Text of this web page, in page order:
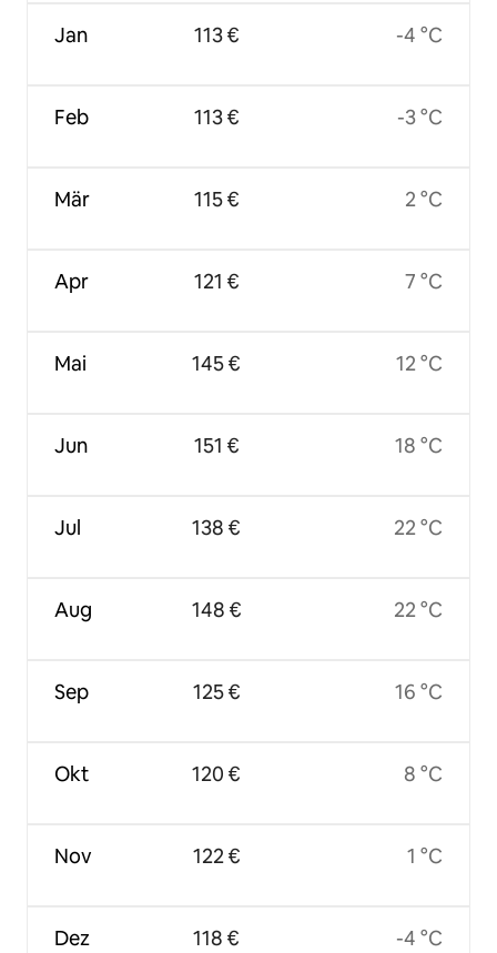
Jan
Feb
Mär
Apr
Mai
Jun
Jul
Aug
Sep
Okt
Nov
Dez
113 €
113 €
115 €
121 €
145 €
151 €
138 €
148 €
125 €
120 €
122 €
118 €
-4 °C
-3 °C
2 °C
7 °C
12 °C
18 °C
22 °C
22 °C
16 °C
8 °C
1 °C
-4 °C